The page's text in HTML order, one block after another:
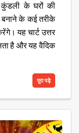
के घरों की
बनाने के कई तरीके
यह चार्ट उत्तर
है और यह वैदिक
पूरा पढ़े